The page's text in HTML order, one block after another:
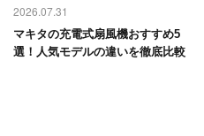
2026.07.31
マキタの充電式扇風機おすすめ5
選！人気モデルの違いを徹底比較